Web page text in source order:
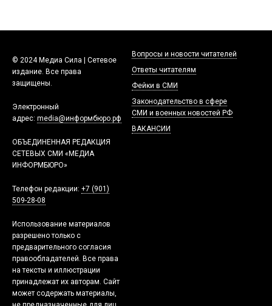
© 2024 Медиа Сила | Сетевое
издание. Все права
защищены.
Электронный
адрес: media@информбюро.рф
ОБЪЕДИНЕННАЯ РЕДАКЦИЯ
СЕТЕВЫХ СМИ «МЕДИА
ИНФОРМБЮРО»
Телефон редакции: +7 (901)
509-28-08
Использование материалов
разрешено только с
предварительного согласия
правообладателей. Все права
на тексты и иллюстрации
принадлежат их авторам. Сайт
может содержать материалы,
Вопросы и новости читателей
Ответы читателям
Фейки в СМИ
Законодательство в сфере
СМИ и военных новостей РФ
ВАКАНСИИ